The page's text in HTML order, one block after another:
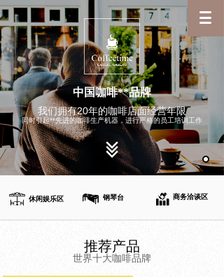
中国咖啡**品牌
我们拥有20年的咖啡店面经营年限
同时引起**先进的咖啡生产机器，进行严格的员工培训工作
商务洽谈区
钢琴台
休闲娱乐区
推荐产品
世界十大咖啡品牌